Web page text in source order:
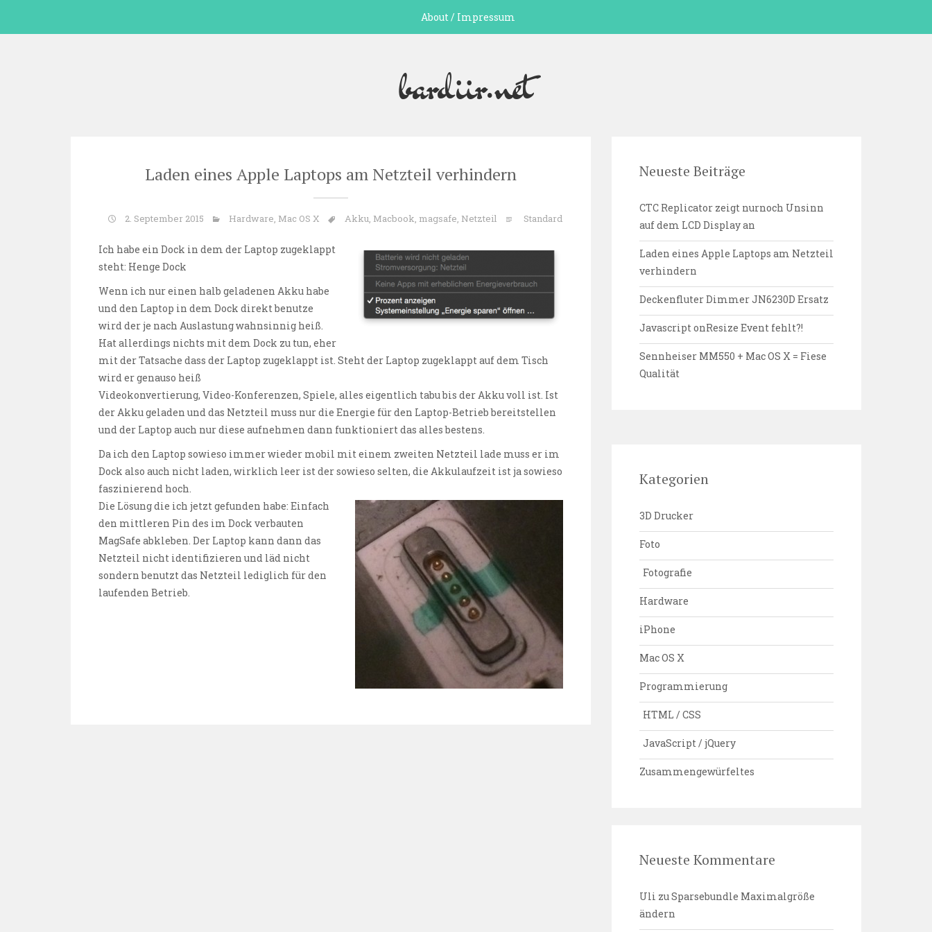
content
About / Impressum
bardiir.net
Laden eines Apple Laptops am Netzteil verhindern
2. September 2015 Hardware, Mac OS X Akku, Macbook, magsafe, Netzteil Standard
Ich habe ein Dock in dem der Laptop zugeklappt
steht: Henge Dock
Wenn ich nur einen halb geladenen Akku habe
und den Laptop in dem Dock direkt benutze
wird der je nach Auslastung wahnsinnig heiß.
Hat allerdings nichts mit dem Dock zu tun, eher
mit der Tatsache dass der Laptop zugeklappt ist. Steht der Laptop zugeklappt auf dem Tisch
wird er genauso heiß
Videokonvertierung, Video-Konferenzen, Spiele, alles eigentlich tabu bis der Akku voll ist. Ist
der Akku geladen und das Netzteil muss nur die Energie für den Laptop-Betrieb bereitstellen
und der Laptop auch nur diese aufnehmen dann funktioniert das alles bestens.
Da ich den Laptop sowieso immer wieder mobil mit einem zweiten Netzteil lade muss er im
Dock also auch nicht laden, wirklich leer ist der sowieso selten, die Akkulaufzeit ist ja sowieso
faszinierend hoch.
Die Lösung die ich jetzt gefunden habe: Einfach
den mittleren Pin des im Dock verbauten
MagSafe abkleben. Der Laptop kann dann das
Netzteil nicht identifizieren und läd nicht
sondern benutzt das Netzteil lediglich für den
laufenden Betrieb.
Neueste Beiträge
CTC Replicator zeigt nurnoch Unsinn
auf dem LCD Display an
Laden eines Apple Laptops am Netzteil
verhindern
Deckenfluter Dimmer JN6230D Ersatz
Javascript onResize Event fehlt?!
Sennheiser MM550 + Mac OS X = Fiese
Qualität
Kategorien
3D Drucker
Foto
Fotografie
Hardware
iPhone
Mac OS X
Programmierung
HTML / CSS
JavaScript / jQuery
Zusammengewürfeltes
Neueste Kommentare
Uli zuSparsebundle Maximalgröße
ändern